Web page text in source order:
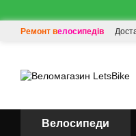
Ремонт велосипедів
Велосипеди